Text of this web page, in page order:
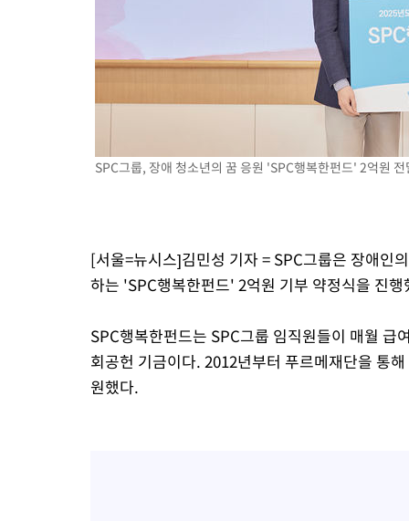
강릉에 시간당 81.4㎜ 물폭탄…도로 잠기고 담벼락 붕괴
백운산서 80년근 천종산삼 9뿌리 발견…감정가 1.3억원
선재도서 해루질 나섰다 실종 60대, 닷새 만에 숨진 채 발견
남자 농구, 나고야 아시안게임서 '홈팀' 일본과 한일전
여수 오동도 해상서 모터보트 전복…1명 사망·1명 실종
극한폭염 한풀 꺾이지만…'낮 최고 35도' 무더위, 열대야 계속[다
축구협회 "압수수색·성접대 논란 사과…쇄신의 기회로 삼겠다"
SPC그룹, 장애 청소년의 꿈 응원 'SPC행복한펀드' 2억원
[서울=뉴시스]김민성 기자 = SPC그룹은 장애인
하는 'SPC행복한펀드' 2억원 기부 약정식을 진
SPC행복한펀드는 SPC그룹 임직원들이 매월
회공헌 기금이다. 2012년부터 푸르메재단을 통
원했다.